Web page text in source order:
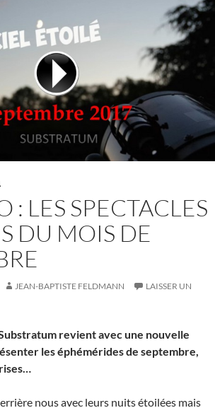
: LES SPECTACLES
DU MOIS DE
JEAN-BAPTISTE FELDMANN
LAISSER UN
revient avec une nouvelle
les éphémérides de septembre,
nous avec leurs nuits étoilées mais